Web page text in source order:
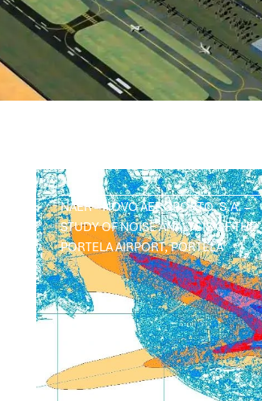
NAER – NOVO AEROPORTO, S.A. –
STUDY OF NOISE ANALYSIS OF THE
PORTELA AIRPORT, PORTELA